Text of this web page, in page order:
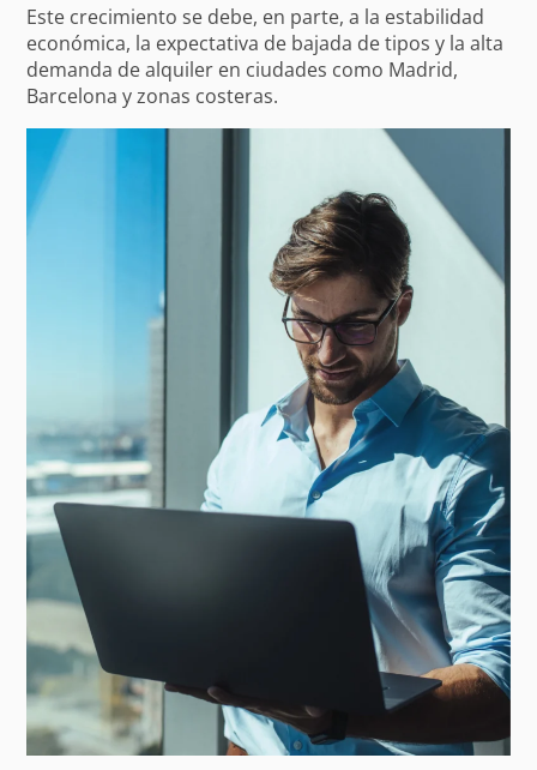
Este crecimiento se debe, en parte, a la estabilidad
económica, la expectativa de bajada de tipos y la alta
demanda de alquiler en ciudades como Madrid,
Barcelona y zonas costeras.